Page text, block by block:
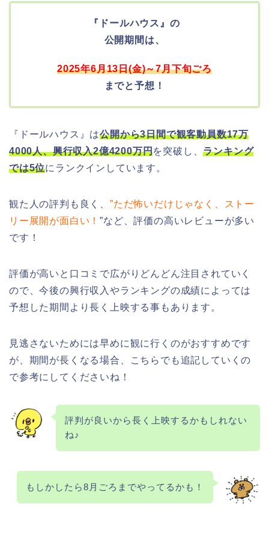
『ドールハウス』の
公開期間は、
2025年6月13日(金)～7月下旬ごろ
までと予想！
『ドールハウス』は公開から3日間で観客動員数17万
4000人、興行収入2億4200万円を突破し、ランキング
では5位にランクインしています。
観た人の評判も良く、 ”ただ怖いだけじゃなく、ストー
リー展開が面白い！”など、評価の高いレビューが多い
です！
評価が高いと口コミで広がりどんどん注目されていく
ので、今後の興行収入やランキングの成績によっては
予想した期間より長く上映する事もあります。
見逃さないためには早めに観に行くのがおすすめです
が、期間が長くなる場合、こちらでも追記していくの
で参考にしてくださいね！
評判が良いから長く上映するかもしれない
ね♪
もしかしたら8月ごろまでやってるかも！